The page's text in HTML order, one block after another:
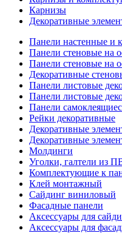
Карнизы
Декоративные
Панели настенные и
Панели стеновые на
Панели стеновые на
Декоративные
Панели листовые
Панели листовые
Панели
Рейки декоративные
Декоративные
Декоративные
Молдинги
Уголки, галтели из
Комплектующие к
Клей монтажный
Сайдинг виниловый
Фасадные панели
Аксессуары для
Аксессуары для